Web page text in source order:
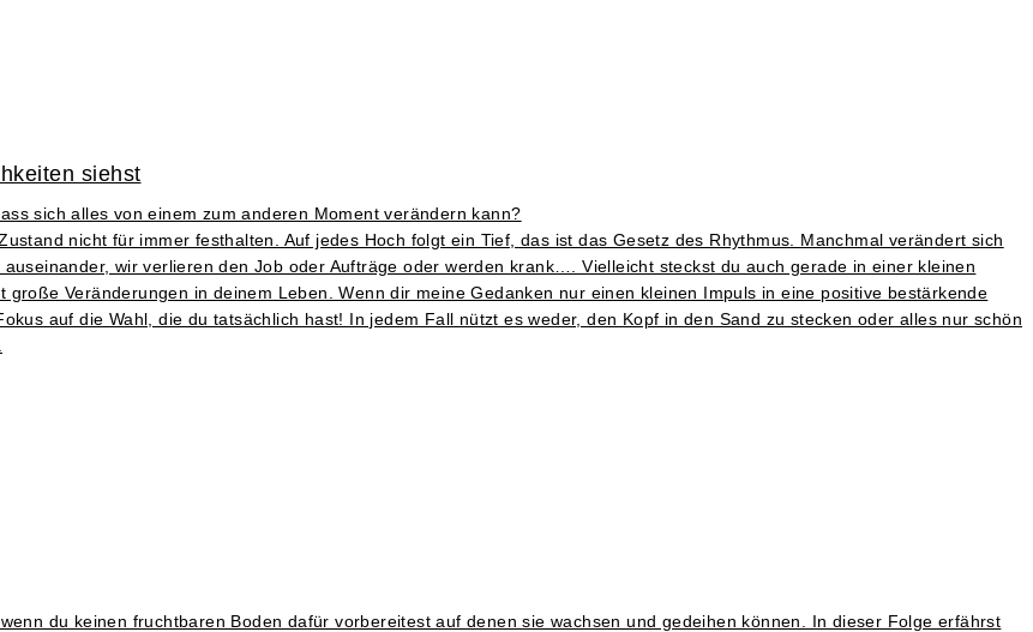
siehst
sich alles von einem zum anderen Moment verändern kann?
nicht für immer festhalten. Auf jedes Hoch folgt ein Tief, das ist das Gesetz des Rhythmus. Manchmal verändert sich
wir verlieren den Job oder Aufträge oder werden krank…. Vielleicht steckst du auch gerade in einer kleinen
Veränderungen in deinem Leben. Wenn dir meine Gedanken nur einen kleinen Impuls in eine positive bestärkende
auf die Wahl, die du tatsächlich hast! In jedem Fall nützt es weder, den Kopf in den Sand zu stecken oder alles nur schön
du keinen fruchtbaren Boden dafür vorbereitest auf denen sie wachsen und gedeihen können. In dieser Folge erfährst